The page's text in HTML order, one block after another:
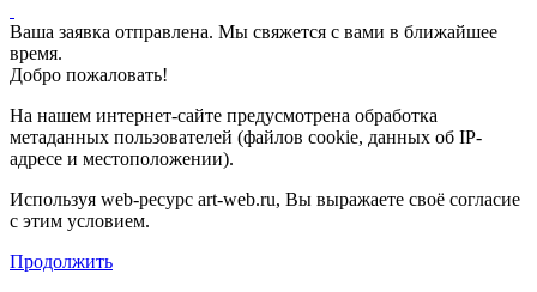
Ваша заявка отправлена. Мы свяжется с вами в ближайшее
время.
Добро пожаловать!
На нашем интернет-сайте предусмотрена обработка
метаданных пользователей (файлов cookie, данных об IP-
адресе и местоположении).
Используя web-ресурс art-web.ru, Вы выражаете своё согласие
с этим условием.
Продолжить